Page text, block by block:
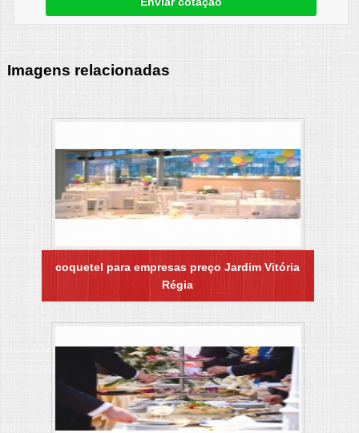
Imagens relacionadas
coquetel para empresas preço Jardim Vitória
Régia